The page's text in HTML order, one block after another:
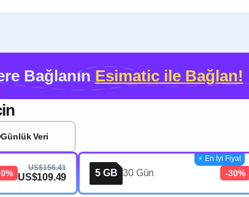
BağlanınEsimatic ile Bağlan!
Günlük Veri
US$156.41
US$109.49 5 GB 30 Gün -30%
⚡️ En İyi Fiyat